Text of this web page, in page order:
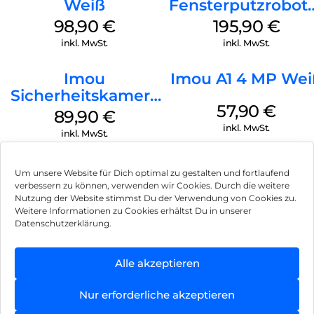
Um unsere Website für Dich optimal zu gestalten und fortlaufend
verbessern zu können, verwenden wir Cookies. Durch die weitere
Nutzung der Website stimmst Du der Verwendung von Cookies zu.
Weitere Informationen zu Cookies erhältst Du in unserer
Datenschutzerklärung.
Alle akzeptieren
Nur erforderliche akzeptieren
noch keine Sekunde.
Einfamilienhaus mit schöner Galerie:
Zuhause genießen zu können sowie zukunftssicher zu bauen.
Neubau in Oppin:
Der moderne Neubau in Oppin verfügt über zwei Etagen mit
großzügigen Fensterfronten und Balkonen.
Weiß
98,90 €
inkl. MwSt.
Weiß
195,90 €
inkl. MwSt.
Imou
Sicherheitskamera
Draußen IPC-
F42EAP Geschoss
Weiß
89,90 €
inkl. MwSt.
Imou A1 4 MP
57,90€
inkl. MwSt.
Impressum